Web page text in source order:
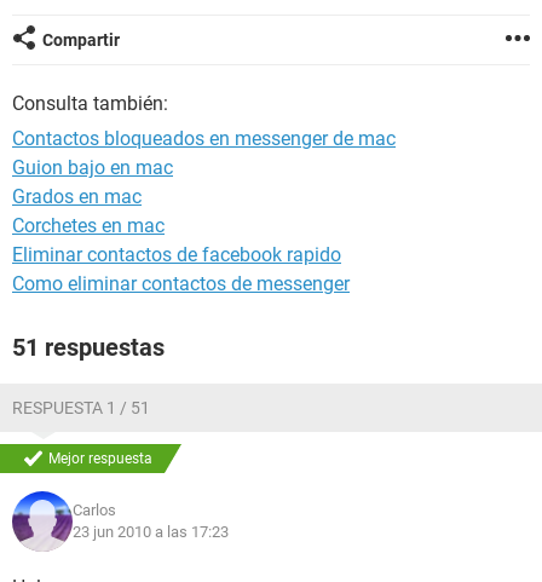
Compartir
Consulta también:
Contactos bloqueados en messenger de mac
Guion bajo en mac
Grados en mac
Corchetes en mac
Eliminar contactos de facebook rapido
Como eliminar contactos de messenger
51 respuestas
RESPUESTA 1 / 51
Mejor respuesta
Carlos
23 jun 2010 a las 17:23